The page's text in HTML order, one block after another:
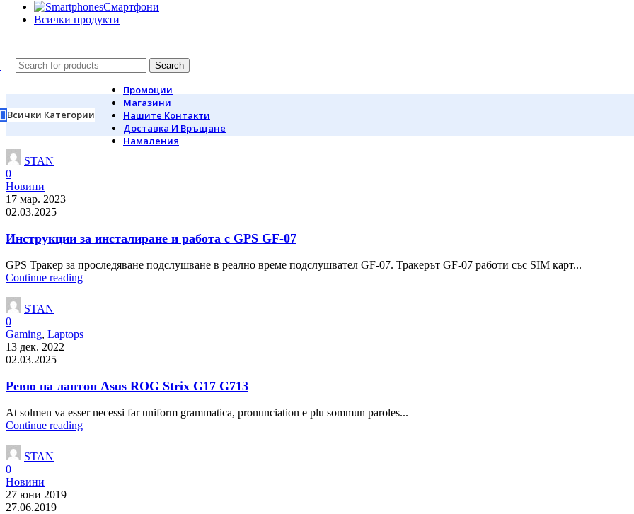
Смартфони
Всички продукти
Search
Всички Категории
Промоции
Магазини
Нашите Контакти
Доставка И Връщане
Намаления
STAN
0
Новини
17 мар. 2023
02.03.2025
Инструкции за инсталиране и работа с GPS GF-07
GPS Тракер за проследяване подслушване в реално време подслушвател GF-07. Тракерът GF-07 работи със SIM карт...
Continue reading
STAN
0
Gaming, Laptops
13 дек. 2022
02.03.2025
Ревю на лаптоп Asus ROG Strix G17 G713
At solmen va esser necessi far uniform grammatica, pronunciation e plu sommun paroles...
Continue reading
STAN
0
Новини
27 юни 2019
27.06.2019